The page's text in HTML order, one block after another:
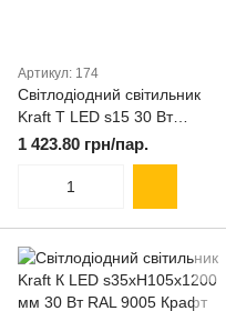
Артикул: 174
Світлодіодний світильник
Kraft Т LED s15 30 Вт
комплект 2 х 600 мм
1 423.80 грн/пар.